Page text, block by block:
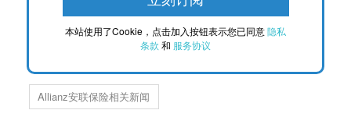
本站使用了Cookie，点击加入按钮表示您已同意隐私
条款 和 服务协议
Allianz安联保险相关新闻